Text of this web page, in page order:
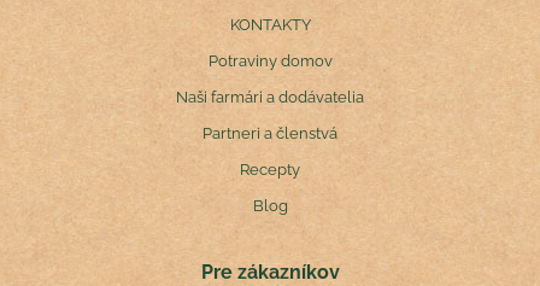
KONTAKTY
Potraviny domov
Naši farmári a dodávatelia
Partneri a členstvá
Recepty
Blog
Pre zákazníkov